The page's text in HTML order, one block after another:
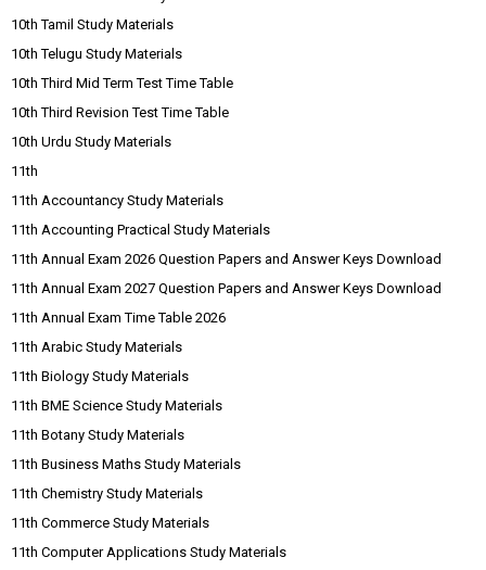
10th Tamil Study Materials
10th Telugu Study Materials
10th Third Mid Term Test Time Table
10th Third Revision Test Time Table
10th Urdu Study Materials
11th
11th Accountancy Study Materials
11th Accounting Practical Study Materials
11th Annual Exam 2026 Question Papers and Answer Keys Download
11th Annual Exam 2027 Question Papers and Answer Keys Download
11th Annual Exam Time Table 2026
11th Arabic Study Materials
11th Biology Study Materials
11th BME Science Study Materials
11th Botany Study Materials
11th Business Maths Study Materials
11th Chemistry Study Materials
11th Commerce Study Materials
11th Computer Applications Study Materials